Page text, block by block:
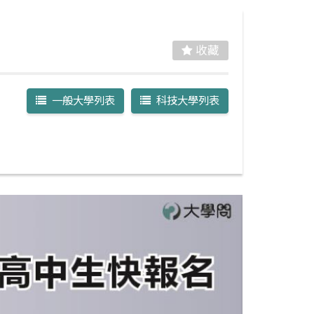
收藏
科技大學列表
一般大學列表